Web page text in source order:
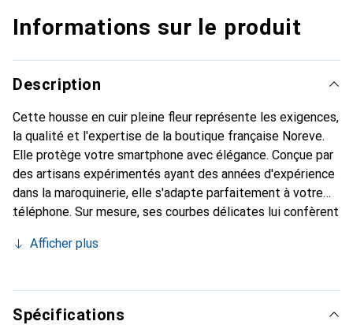
Informations sur le produit
Description
Cette housse en cuir pleine fleur représente les exigences,
la qualité et l'expertise de la boutique française Noreve.
Elle protège votre smartphone avec élégance. Conçue par
des artisans expérimentés ayant des années d'expérience
dans la maroquinerie, elle s'adapte parfaitement à votre
téléphone. Sur mesure, ses courbes délicates lui confèrent
et indispensable pour votre smartphone. Reconnu
marque Noreve est un choix fiable pour une clientèle
exigeante.
Afficher plus
Spécifications